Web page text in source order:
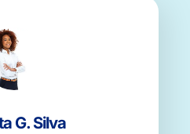
G. Silva